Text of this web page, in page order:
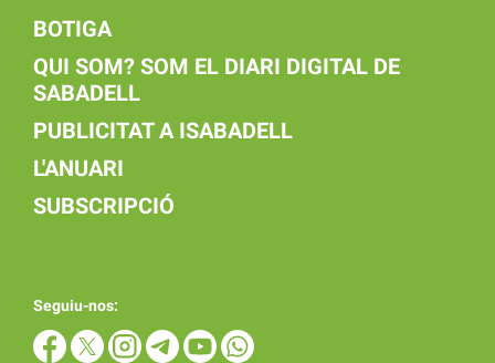
BOTIGA
QUI SOM? SOM EL DIARI DIGITAL DE
SABADELL
PUBLICITAT A ISABADELL
L'ANUARI
SUBSCRIPCIÓ
Seguiu-nos: